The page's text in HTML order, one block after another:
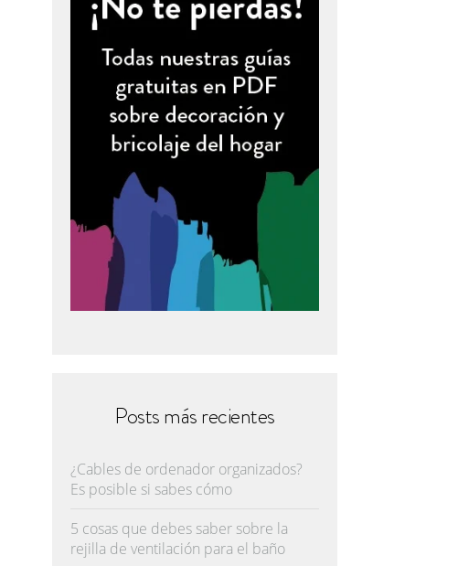
Posts más recientes
¿Cables de ordenador organizados?
Es posible si sabes cómo
5 cosas que debes saber sobre la
rejilla de ventilación para el baño